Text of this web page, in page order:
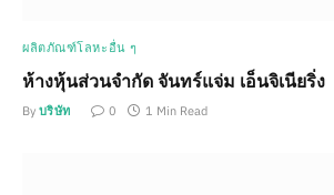
ผลิตภัณฑ์โลหะอื่น ๆ
ห้างหุ้นส่วนจำกัด จันทร์แจ่ม เอ็นจิเนียริ่ง
By บริษัท 0 1 Min Read